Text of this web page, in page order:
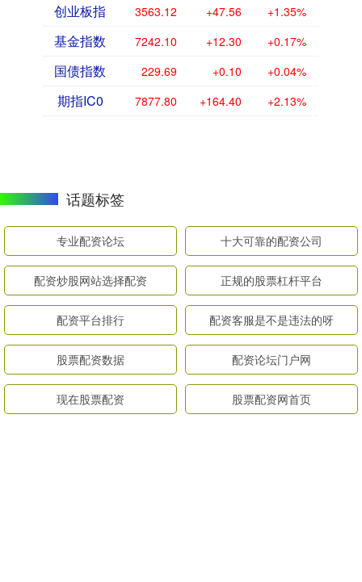
创业板指 3563.12 +47.56 +1.35%
基金指数 7242.10 +12.30 +0.17%
国债指数 229.69 +0.10 +0.04%
期指IC0 7877.80 +164.40 +2.13%
话题标签
专业配资论坛 十大可靠的配资公司
配资炒股网站选择配资 正规的股票杠杆平台
配资平台排行 配资客服是不是违法的呀
股票配资数据 配资论坛门户网
现在股票配资 股票配资网首页